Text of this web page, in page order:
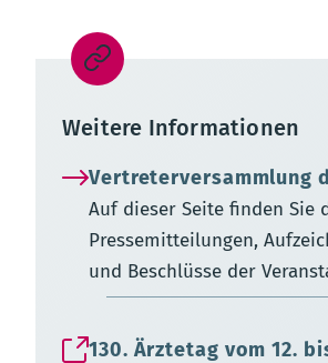
Weitere Informationen
Vertreterversammlung
Auf dieser Seite finden Sie
Pressemitteilungen,
und Beschlüsse der
130. Ärztetag vom 12.